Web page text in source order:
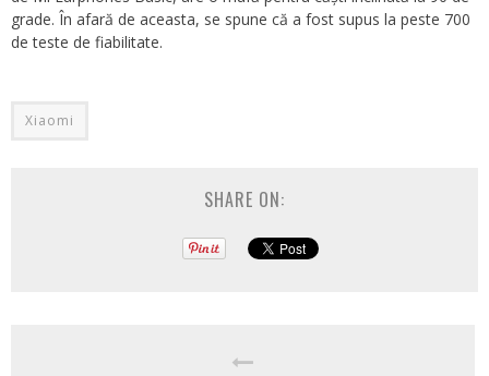
grade. În afară de aceasta, se spune că a fost supus la peste 700
de teste de fiabilitate.
Xiaomi
SHARE ON: